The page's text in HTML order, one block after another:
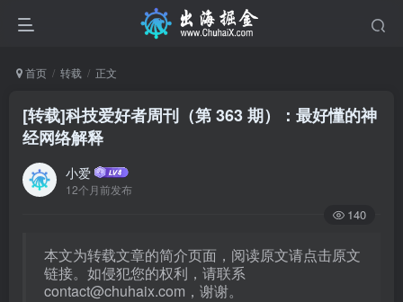
首页 转载 正文
[转载]科技爱好者周刊（第 363 期）：最好懂的神
经网络解释
小爱
12个月前发布
140
本文为转载文章的简介页面，阅读原文请点击原文
链接。如侵犯您的权利，请联系
contact@chuhaix.com ，谢谢。